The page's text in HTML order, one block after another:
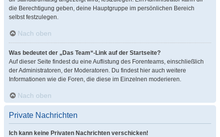
die Berechtigung geben, deine Hauptgruppe im persönlichen Bereich
selbst festzulegen.
Nach oben
Was bedeutet der „Das Team“-Link auf der Startseite?
Auf dieser Seite findest du eine Auflistung des Forenteams, einschließlich
der Administratoren, der Moderatoren. Du findest hier auch weitere
Informationen wie die Foren, die diese im Einzelnen moderieren.
Nach oben
Private Nachrichten
Ich kann keine Privaten Nachrichten verschicken!